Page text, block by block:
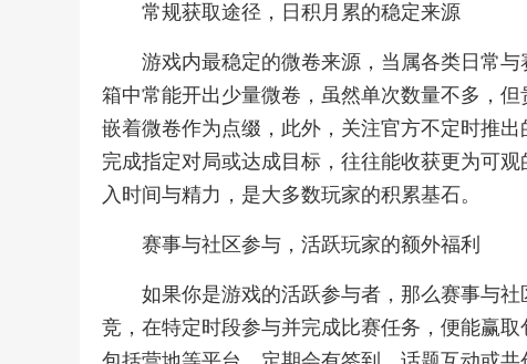
常规获取途径，日积月累的稳定来源
游戏内最稳定的微卷来源，当属各类日常
箱中常能开出少量微卷，虽然单次数量不多，
嵌着微卷作为点缀，此外，关注官方不定时推
完成指定对局或达成目标，往往能收获更为可
入时间与精力，是大多数玩家的积累基石。
赛事与社区参与，活跃玩家的额外福利
如果你是游戏的活跃参与者，那么赛事与
竞，在特定时段参与并完成比赛任务，便能赢